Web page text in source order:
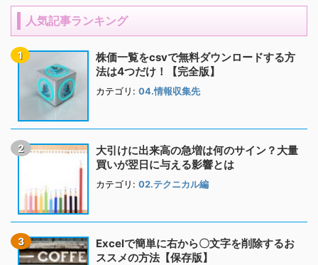
人気記事ランキング
株価一覧をcsvで無料ダウンロードする方
法は4つだけ！【完全版】
カテゴリ: 04.情報収集先
大引けに出来高の急増は何のサイン？大量
買いが翌日に与える影響とは
カテゴリ: 02.テクニカル編
Excelで簡単に右から〇文字を削除するお
ススメの方法【保存版】